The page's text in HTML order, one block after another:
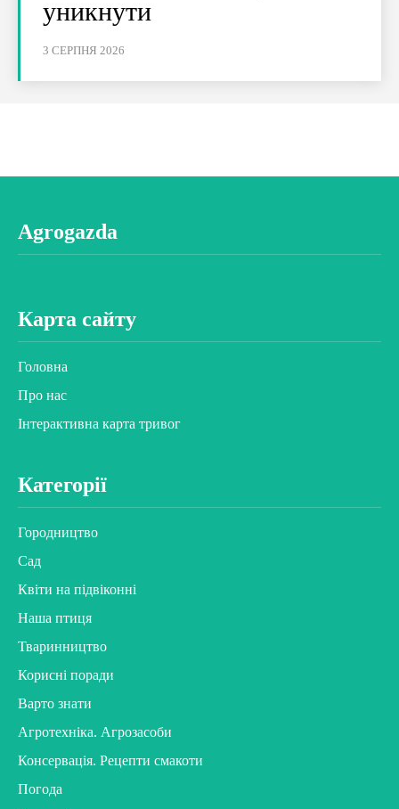
уникнути
3 СЕРПНЯ 2026
Agrogazda
Карта сайту
Головна
Про нас
Інтерактивна карта тривог
Категорії
Городництво
Сад
Квіти на підвіконні
Наша птиця
Тваринництво
Корисні поради
Варто знати
Агротехніка. Агрозасоби
Консервація. Рецепти смакоти
Погода